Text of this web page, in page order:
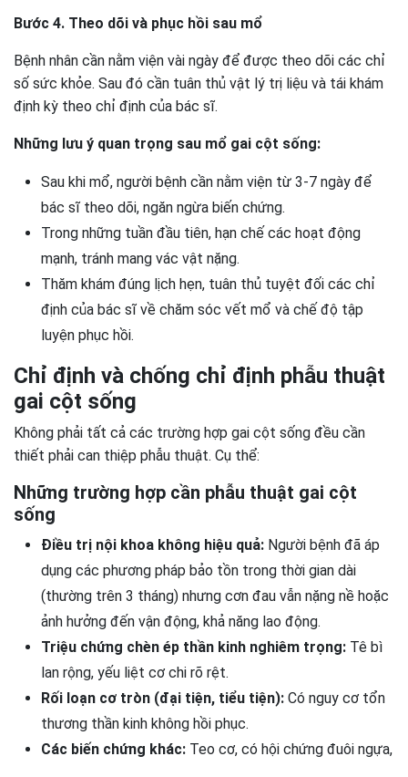
Bước 4. Theo dõi và phục hồi sau mổ
Bệnh nhân cần nằm viện vài ngày để được theo dõi các chỉ
số sức khỏe. Sau đó cần tuân thủ vật lý trị liệu và tái khám
định kỳ theo chỉ định của bác sĩ.
Những lưu ý quan trọng sau mổ gai cột sống:
Sau khi mổ, người bệnh cần nằm viện từ 3-7 ngày để
bác sĩ theo dõi, ngăn ngừa biến chứng.
Trong những tuần đầu tiên, hạn chế các hoạt động
mạnh, tránh mang vác vật nặng.
Thăm khám đúng lịch hẹn, tuân thủ tuyệt đối các chỉ
định của bác sĩ về chăm sóc vết mổ và chế độ tập
luyện phục hồi.
Chỉ định và chống chỉ định phẫu thuật
gai cột sống
Không phải tất cả các trường hợp gai cột sống đều cần
thiết phải can thiệp phẫu thuật. Cụ thể:
Những trường hợp cần phẫu thuật gai cột
sống
Điều trị nội khoa không hiệu quả: Người bệnh đã áp
dụng các phương pháp bảo tồn trong thời gian dài
(thường trên 3 tháng) nhưng cơn đau vẫn nặng nề hoặc
ảnh hưởng đến vận động, khả năng lao động.
Triệu chứng chèn ép thần kinh nghiêm trọng: Tê bì
lan rộng, yếu liệt cơ chi rõ rệt.
Rối loạn cơ tròn (đại tiện, tiểu tiện): Có nguy cơ tổn
thương thần kinh không hồi phục.
Các biến chứng khác: Teo cơ, có hội chứng đuôi ngựa,